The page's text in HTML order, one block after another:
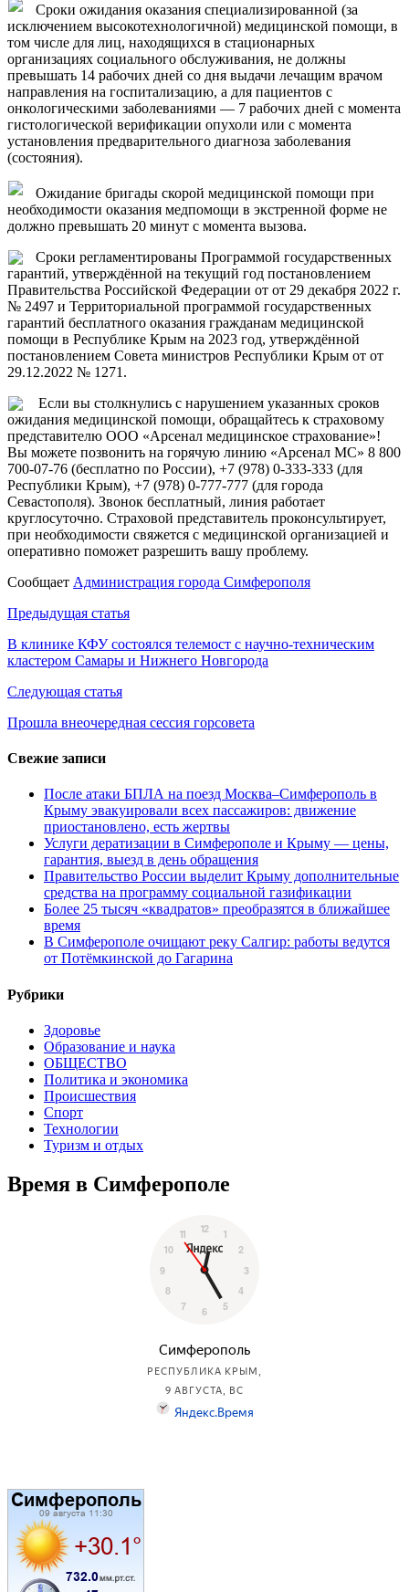
Сроки ожидания оказания специализированной (за
исключением высокотехнологичной) медицинской помощи, в
том числе для лиц, находящихся в стационарных
организациях социального обслуживания, не должны
превышать 14 рабочих дней со дня выдачи лечащим врачом
направления на госпитализацию, а для пациентов с
онкологическими заболеваниями — 7 рабочих дней с момента
гистологической верификации опухоли или с момента
установления предварительного диагноза заболевания
(состояния).
Ожидание бригады скорой медицинской помощи при
необходимости оказания медпомощи в экстренной форме не
должно превышать 20 минут с момента вызова.
Сроки регламентированы Программой государственных
гарантий, утверждённой на текущий год постановлением
Правительства Российской Федерации от от 29 декабря 2022 г.
№ 2497 и Территориальной программой государственных
гарантий бесплатного оказания гражданам медицинской
помощи в Республике Крым на 2023 год, утверждённой
постановлением Совета министров Республики Крым от от
29.12.2022 № 1271.
Если вы столкнулись с нарушением указанных сроков
ожидания медицинской помощи, обращайтесь к страховому
представителю ООО «Арсенал медицинское страхование»!
Вы можете позвонить на горячую линию «Арсенал МС» 8 800
700-07-76 (бесплатно по России), +7 (978) 0-333-333 (для
Республики Крым), +7 (978) 0-777-777 (для города
Севастополя). Звонок бесплатный, линия работает
круглосуточно. Страховой представитель проконсультирует,
при необходимости свяжется с медицинской организацией и
оперативно поможет разрешить вашу проблему.
Сообщает Администрация города Симферополя
Навигация
по
записям
Предыдущая статья
В клинике КФУ состоялся телемост с научно-техническим
кластером Самары и Нижнего Новгорода
Следующая статья
Прошла внеочередная сессия горсовета
Свежие записи
После атаки БПЛА на поезд Москва–Симферополь в
Крыму эвакуировали всех пассажиров: движение
приостановлено, есть жертвы
Услуги дератизации в Симферополе и Крыму — цены,
гарантия, выезд в день обращения
Правительство России выделит Крыму дополнительные
средства на программу социальной газификации
Более 25 тысяч «квадратов» преобразятся в ближайшее
время
В Симферополе очищают реку Салгир: работы ведутся
от Потёмкинской до Гагарина
Рубрики
Здоровье
Образование и наука
ОБЩЕСТВО
Политика и экономика
Происшествия
Спорт
Технологии
Туризм и отдых
Время в Симферополе